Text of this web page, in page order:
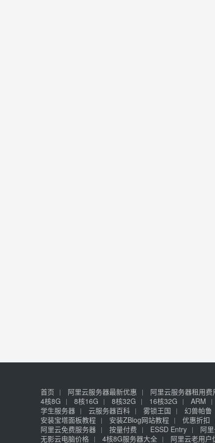
首页 阿里云服务器最新优惠 阿里云服务器租用费
4核8G
8核16G 8核32G 16核32G ARM
学生服务器
云服务器百科 雾锁王国 幻兽帕鲁
安装宝塔面板教程
安装ZBlog网站教程 优惠折扣
阿里云免费服务器
按量付费 ESSD Entry 阿
无影云电脑价格
4核8G服务器大全 阿里云老用户